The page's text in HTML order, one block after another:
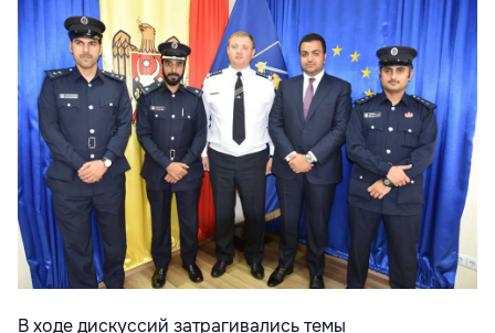
В ходе дискуссий затрагивались темы